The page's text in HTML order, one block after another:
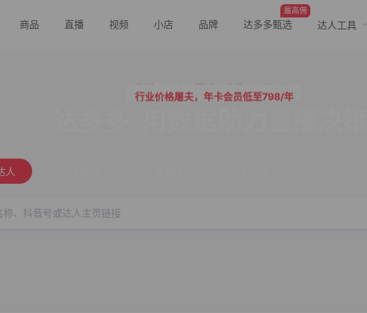
商品 直播 视频 小店 品牌
最高佣
达多多甄选 达人工具
行业价格屠夫，年卡会员低至798/年
人